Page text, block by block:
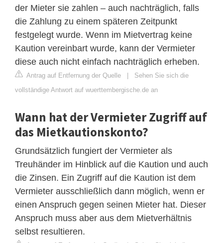
der Mieter sie zahlen – auch nachträglich, falls
die Zahlung zu einem späteren Zeitpunkt
festgelegt wurde. Wenn im Mietvertrag keine
Kaution vereinbart wurde, kann der Vermieter
diese auch nicht einfach nachträglich erheben.
Antrag auf Entfernung der Quelle | Sehen Sie sich die
vollständige Antwort auf wuerttembergische.de an
Wann hat der Vermieter Zugriff auf
das Mietkautionskonto?
Grundsätzlich fungiert der Vermieter als
Treuhänder im Hinblick auf die Kaution und auch
die Zinsen. Ein Zugriff auf die Kaution ist dem
Vermieter ausschließlich dann möglich, wenn er
einen Anspruch gegen seinen Mieter hat. Dieser
Anspruch muss aber aus dem Mietverhältnis
selbst resultieren.